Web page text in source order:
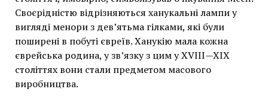
Своєрідністю відрізняються ханукальні лампи у
вигляді менори з дев’ятьма гілками, які були
поширені в побуті євреїв. Ханукію мала кожна
єврейська родина, у зв’язку з цим у XVIII—XIX
століттях вони стали предметом масового
виробництва.